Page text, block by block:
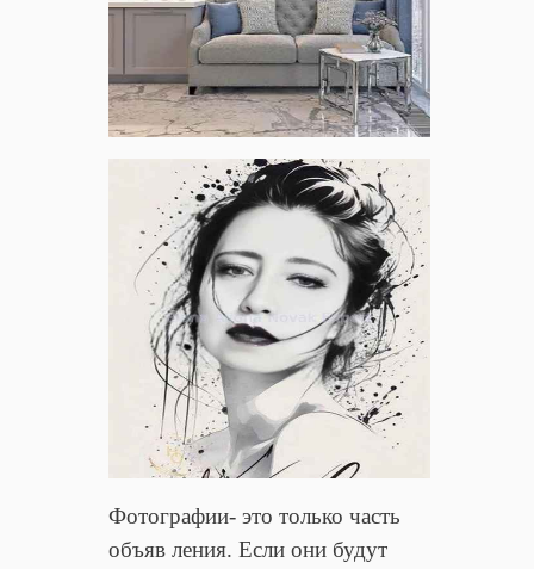
Фотографии- это только часть
объяв ления. Если они будут